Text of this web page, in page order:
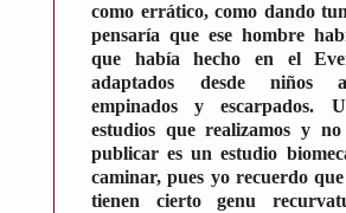
como errático, como dando
pensaría que ese hombre
que había hecho en el
adaptados desde niños
empinados y escarpados.
estudios que realizamos y no
publicar es un estudio
caminar, pues yo recuerdo
tienen cierto genu